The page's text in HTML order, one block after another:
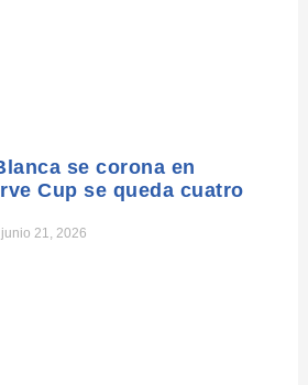
se corona en
Cup se queda cuatro
21, 2026